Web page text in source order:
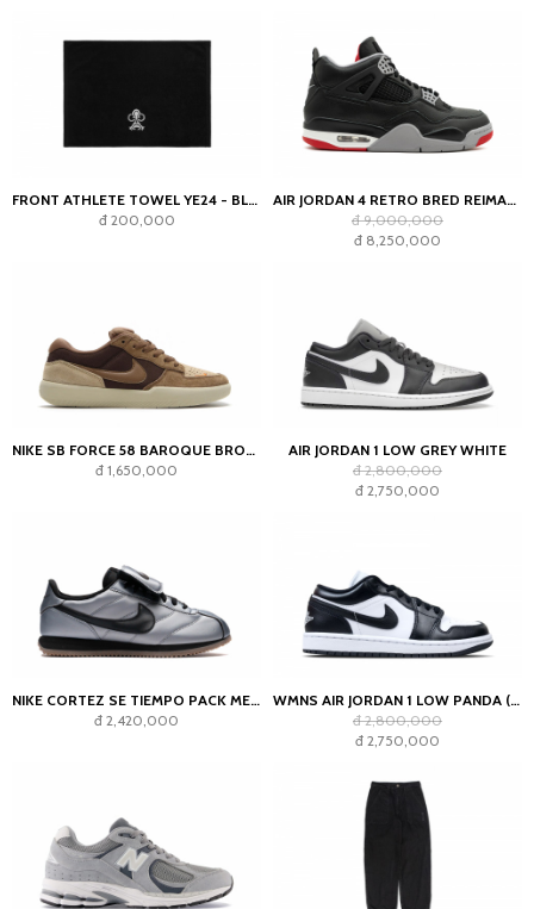
FRONT ATHLETE TOWEL YE24 - BLACK
đ 200,000
AIR JORDAN 4 RETRO BRED REIMAGINED
đ 9,000,000
đ 8,250,000
NIKE SB FORCE 58 BAROQUE BROWN PARACHUTE BEIGE DESERT KHAKI MOSSWOOD BROWN
đ 1,650,000
AIR JORDAN 1 LOW GREY WHITE
đ 2,800,000
đ 2,750,000
NIKE CORTEZ SE TIEMPO PACK METALLIC COOL GREY
đ 2,420,000
WMNS AIR JORDAN 1 LOW PANDA (2023)
đ 2,800,000
đ 2,750,000